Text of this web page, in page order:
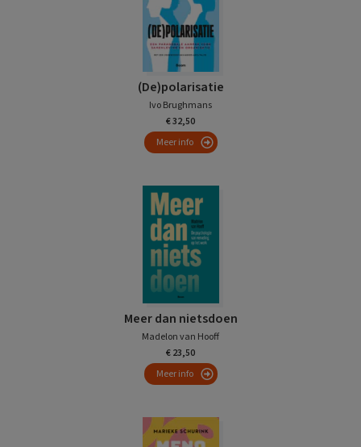
(De)polarisatie
Ivo Brughmans
€ 32,50
Meer info
Meer dan nietsdoen
Madelon van Hooff
€ 23,50
Meer info